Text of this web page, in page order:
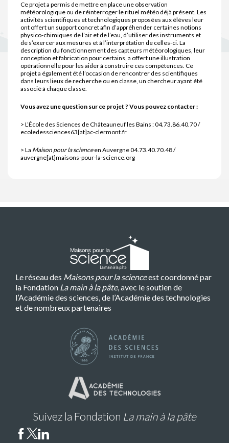
Ce projet a permis de mettre en place une observation
météorologique ou de réinterroger le rituel météo déjà présent. Les
activités scientifiques et technologiques proposées aux élèves leur
ont offert un support concret afin d’appréhender certaines notions
physico-chimiques de l’air et de l’eau, d’utiliser des instruments et
de s’exercer aux mesures et à l’interprétation de celles-ci. La
description du fonctionnement des capteurs météorologiques, leur
conception et fabrication pour certains, a offert une illustration
opérationnelle pour les aider à construire ces compétences. Ce
projet a également été l’occasion de rencontrer des scientifiques
dans leurs lieux de recherche ou en classe, un chercheur ayant été
associé à chaque classe.
Vous avez une question sur ce projet ? Vous pouvez contacter :
> L’École des Sciences de Châteauneuf les Bains : 04.73.86.40.70 /
ecoledessciences63[at]ac-clermont.fr
> La Maison pour la scienceen Auvergne 04.73.40.70.48 /
auvergne[at]maisons-pour-la-science.org
Le réseau des Maisons pour la scienceest coordonné par
la Fondation La main à la pâte, avec le soutien de
l’Académie des sciences, de l’Académie des technologies
et de nombreux partenaires
Suivez la Fondation La main à la pâte